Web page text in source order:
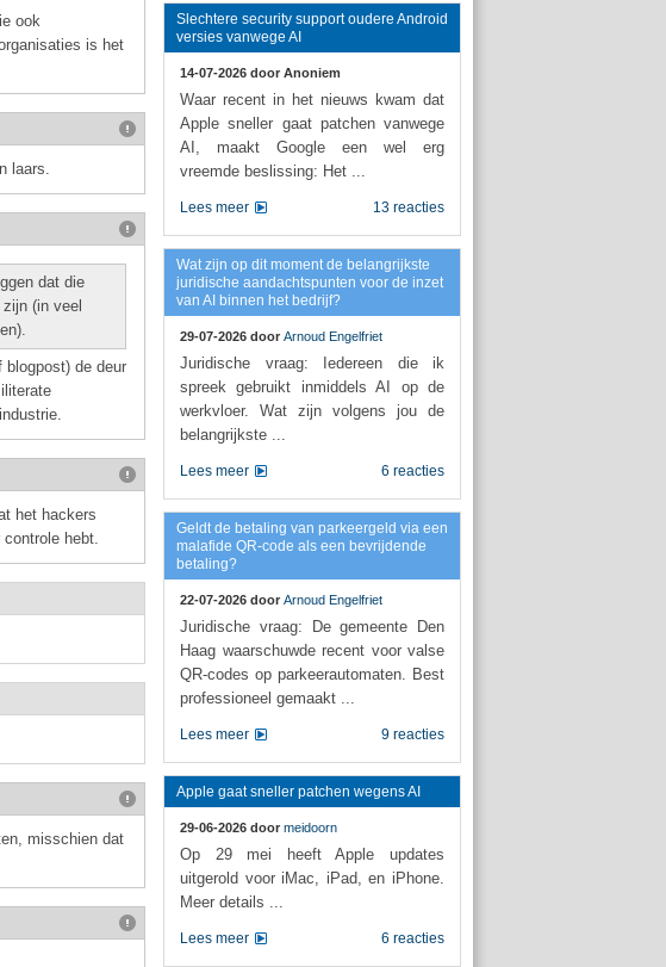
ook
is het
laars.
dat die
(in veel
blogpost) de deur
het hackers
hebt.
misschien dat
Slechtere security support oudere Android
versies vanwege AI
14-07-2026 door Anoniem
Waar recent in het nieuws kwam dat
Apple sneller gaat patchen vanwege
AI, maakt Google een wel erg
vreemde beslissing: Het ...
13 reacties
Lees meer
Wat zijn op dit moment de belangrijkste
juridische aandachtspunten voor de inzet
van AI binnen het bedrijf?
29-07-2026 door Arnoud Engelfriet
Juridische vraag: Iedereen die ik
spreek gebruikt inmiddels AI op de
werkvloer. Wat zijn volgens jou de
belangrijkste ...
6 reacties
Lees meer
Geldt de betaling van parkeergeld via een
malafide QR-code als een bevrijdende
betaling?
22-07-2026 door Arnoud Engelfriet
Juridische vraag: De gemeente Den
Haag waarschuwde recent voor valse
QR-codes op parkeerautomaten. Best
professioneel gemaakt ...
9 reacties
Lees meer
Apple gaat sneller patchen wegens AI
29-06-2026 door meidoorn
Op 29 mei heeft Apple updates
uitgerold voor iMac, iPad, en iPhone.
Meer details ...
6 reacties
Lees meer